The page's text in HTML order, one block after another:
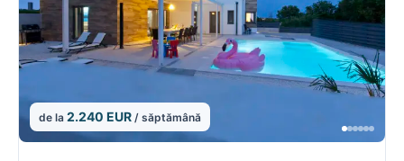
de la 2.240 EUR / săptămână